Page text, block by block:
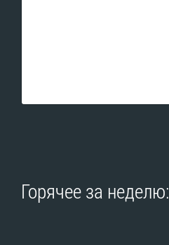
Горячее за неделю: